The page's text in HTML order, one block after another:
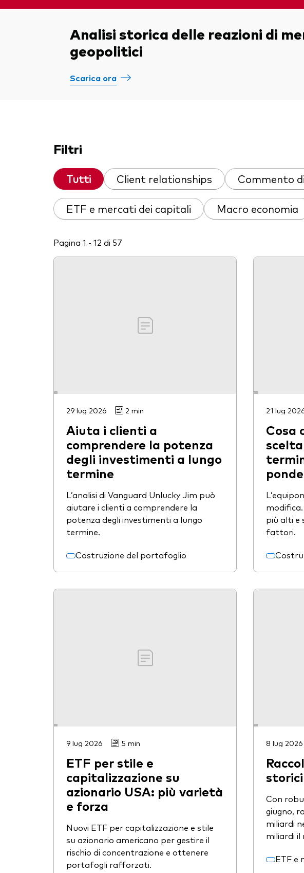
Portafogli Modello
Analisi storica delle reazioni di
geopolitici
Scarica ora
Filtri
Tutti Client relationships Commento
ETF e mercati dei capitali Macro economia
Pagina 1 - 12 di 57
29 lug 2026 2 min
Aiuta i clienti a
comprendere la potenza
degli investimenti a lungo
termine
L’analisi di Vanguard Unlucky Jim può
aiutare i clienti a comprendere la
potenza degli investimenti a lungo
termine.
Costruzione del portafoglio
21 lug
Cosa
più alti e
fattori.
9 lug 2026 5 min
ETF per stile e
capitalizzazione su
azionario USA: più varietà
e forza
Nuovi ETF per capitalizzazione e stile
su azionario americano per gestire il
rischio di concentrazione e ottenere
portafogli rafforzati.
8 lug 2026
Con
giugno,
miliardi
miliardi il
ETF e